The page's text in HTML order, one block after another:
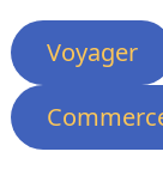
Voyager